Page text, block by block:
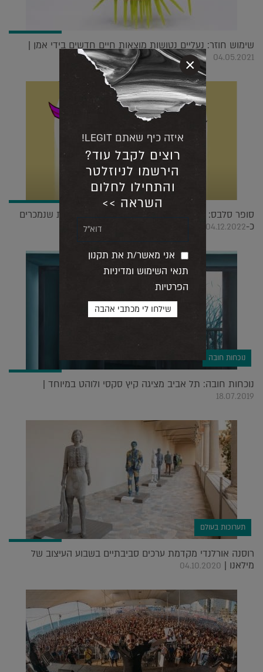
שימוש חוזר: נעליים נטושות מוצאות חיים חדשים בידי אמן |
04.05.2021
סופר סלבס: הכירו את הסטודיו שיוצר משפיעני רשת שנמכרים
כ-NFT |04.12.2022
נוכחות חובה
נוכחות חובה: תל אביב מציגה קיץ סקסי ולוהט במיוחד |
18.07.2019
תערוכות בעולם
רוסנה אורלנדי מקדמת ערכים סביבתיים בשבוע העיצוב של
מילאנו | 04.10.2020
איזה כיף שאתם LEGIT!
רוצים לקבל עוד?
הירשמו לניוזלטר
והתחילו לחלום
השראה >>
אני מאשר/ת את תקנון
תנאי השימוש ומדיניות
הפרטיות
×